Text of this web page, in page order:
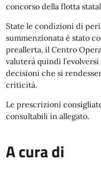
concorso della flotta
State le condizioni di
summenzionata è stato
preallerta, il Centro
valuterà quindi
decisioni che si
criticità.
Le prescrizioni
consultabili in allegato.
A cura di